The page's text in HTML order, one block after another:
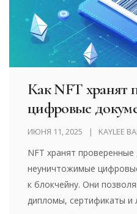
Как NFT хранят
цифровые
ИЮНЯ 11, 2025 KAYLEE
NFT хранят
неуничтожимые
к блокчейну. Они
дипломы, сертификаты и